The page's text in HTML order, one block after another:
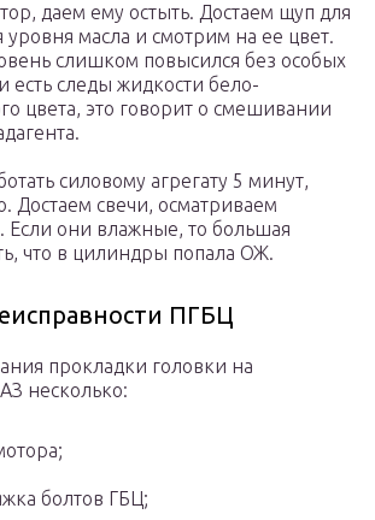
даем ему остыть. Достаем щуп для
масла и смотрим на ее цвет.
слишком повысился без особых
есть следы жидкости бело-
цвета, это говорит о смешивании
силовому агрегату 5 минут,
Достаем свечи, осматриваем
Если они влажные, то большая
что в цилиндры попала ОЖ.
ПГБЦ
прокладки головки на
несколько:
болтов ГБЦ;